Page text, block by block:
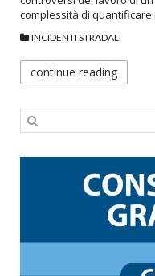
complessità di quantificare
INCIDENTI STRADALI
continue reading